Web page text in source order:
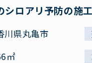
ロアリ予防の施
川県丸亀市
㎡